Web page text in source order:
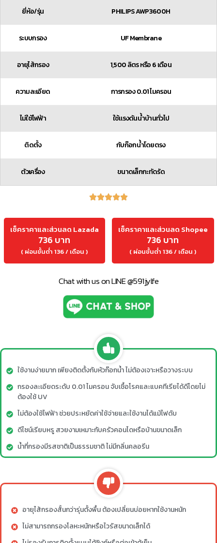
ยี่ห้อ/รุ่น PHILIPS AWP3600H
ระบบกรอง UF Membrane
อายุไส้กรอง 1,500 ลิตร หรือ 6 เดือน
ความละเอียด การกรอง 0.01 ไมครอน
ไม่ใช้ไฟฟ้า ใช้แรงดันน้ำบ้านทั่วไป
ติดตั้ง กับก๊อกน้ำโดยตรง
ตัวเครื่อง ขนาดเล็กกะทัดรัด
เช็คราคาและส่วนลด Lazada
736 บาท
( ผ่อนขั้นต่ำ 136 / เดือน )
เช็คราคาและส่วนลด Shopee
736 บาท
( ผ่อนขั้นต่ำ 136 / เดือน )
Chat with us on LINE @591jylfe
ใช้งานง่ายมาก เพียงติดตั้งกับหัวก๊อกน้ำ ไม่ต้องเจาะหรือวางระบบ
กรองละเอียดระดับ 0.01 ไมครอน จับเชื้อโรคและแบคทีเรียได้ดีโดยไม่
ต้องใช้ UV
ไม่ต้องใช้ไฟฟ้า ช่วยประหยัดค่าใช้จ่ายและใช้งานได้แม้ไฟดับ
ดีไซน์เรียบหรู สวยงามเหมาะกับครัวคอนโดหรือบ้านขนาดเล็ก
น้ำที่กรองมีรสชาติเป็นธรรมชาติ ไม่มีกลิ่นคลอรีน
อายุไส้กรองสั้นกว่ารุ่นตั้งพื้น ต้องเปลี่ยนบ่อยหากใช้งานหนัก
ไม่สามารถกรองโลหะหนักหรือไวรัสขนาดเล็กได้